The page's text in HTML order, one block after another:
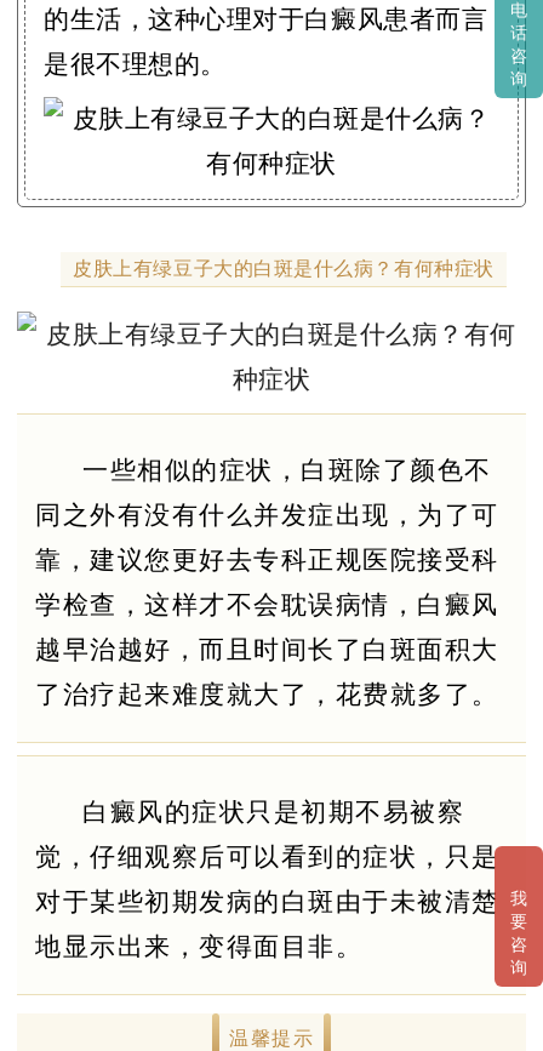
的生活，这种心理对于白癜风患者而言
是很不理想的。
皮肤上有绿豆子大的白斑是什么病？有何种症状
一些相似的症状，白斑除了颜色不
同之外有没有什么并发症出现，为了可
靠，建议您更好去专科正规医院接受科
学检查，这样才不会耽误病情，白癜风
越早治越好，而且时间长了白斑面积大
了治疗起来难度就大了，花费就多了。
白癜风的症状只是初期不易被察
觉，仔细观察后可以看到的症状，只是
对于某些初期发病的白斑由于未被清楚
地显示出来，变得面目非。
温馨提示
我
要
咨
询
电
话
咨
询